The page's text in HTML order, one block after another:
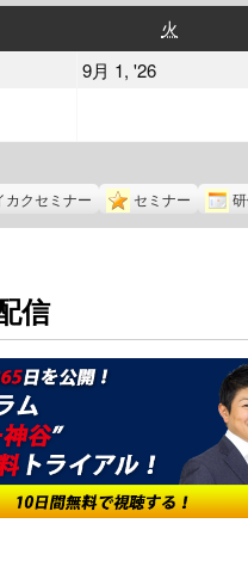
火
曜
9月 1, '262026
9
1
日
カクセミナー セミナー
信